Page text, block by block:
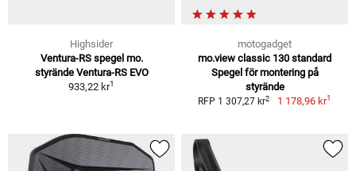
Highsider
Ventura-RS spegel mo.
styrände Ventura-RS EVO
933,22 kr1
motogadget
mo.view classic 130 standard
Spegel för montering på
styrände
RFP 1 307,27 kr2 1 178,96 kr1